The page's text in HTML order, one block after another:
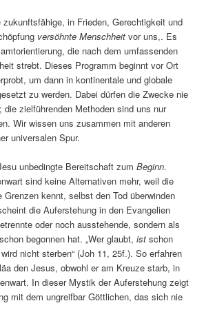
zukunftsfähige, in Frieden, Gerechtigkeit und
versöhnte Menschheit vor uns,. Es
die nach dem umfassenden
strebt. Dieses Programm beginnt vor Ort
um dann in kontinentale und globale
zu werden. Dabei dürfen die Zwecke nie
die zielführenden Methoden sind uns nur
Wir wissen uns zusammen mit anderen
universalen Spur.
unbedingte Bereitschaft zumBeginn.
sind keine Alternativen mehr, weil die
Grenzen kennt, selbst den Tod überwinden
die Auferstehung in den Evangelien
oder noch ausstehende, sondern als
begonnen hat. „Wer glaubt,ist schon
nicht sterben“ (Joh 11, 25f.). So erfahren
den Jesus, obwohl er am Kreuze starb, in
In dieser Mystik der Auferstehung zeigt
mit dem ungreifbar Göttlichen, das sich nie